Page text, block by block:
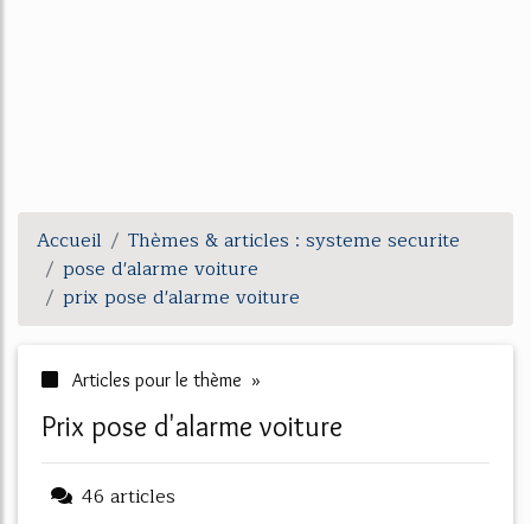
Accueil
Thèmes & articles : systeme securite
pose d'alarme voiture
prix pose d'alarme voiture
Articles pour le thème »
prix pose d'alarme voiture
46 articles